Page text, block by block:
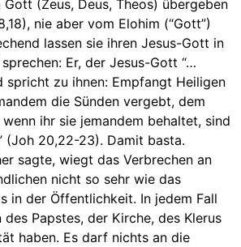
(Zeus, Deus, Theos) übergeben
nie aber vom Elohim (“Gott”)
lassen sie ihren Jesus-Gott in
sprechen: Er, der Jesus-Gott “…
spricht zu ihnen: Empfangt Heiligen
die Sünden vergebt, dem
ihr sie jemandem behaltet, sind
(Joh 20,22-23). Damit basta.
sagte, wiegt das Verbrechen an
nicht so sehr wie das
in der Öffentlichkeit. In jedem Fall
des Papstes, der Kirche, des Klerus
haben. Es darf nichts an die